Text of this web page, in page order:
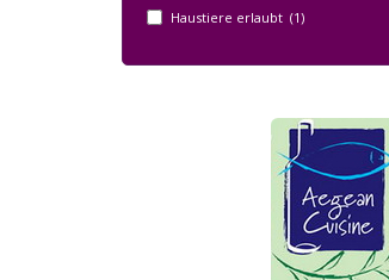
Haustiere erlaubt (1)